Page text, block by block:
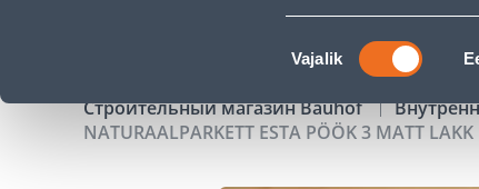
Nõusoleku
valik
Vajalik
АКЦИИ
Строительный магазин Bauhof
NATURAALPARKETT ESTA PÖÖK 3 MATT